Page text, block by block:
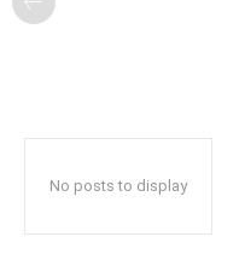
No posts to display